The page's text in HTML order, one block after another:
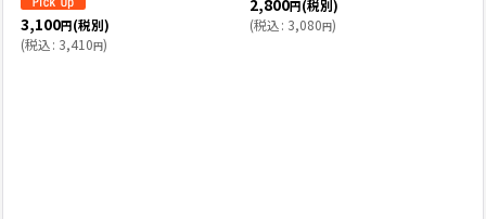
3,100円(税別)
(税込: 3,410円)
円(税別)
(税込: 3,080円)